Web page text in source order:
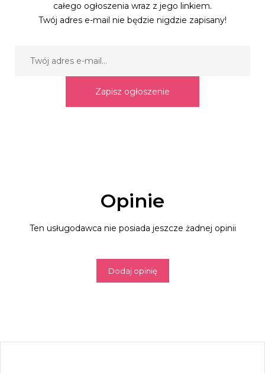
całego ogłoszenia wraz z jego linkiem.
Twój adres e-mail nie będzie nigdzie zapisany!
Zapisz ogłoszenie
Opinie
Ten usługodawca nie posiada jeszcze żadnej opinii
Dodaj opinię